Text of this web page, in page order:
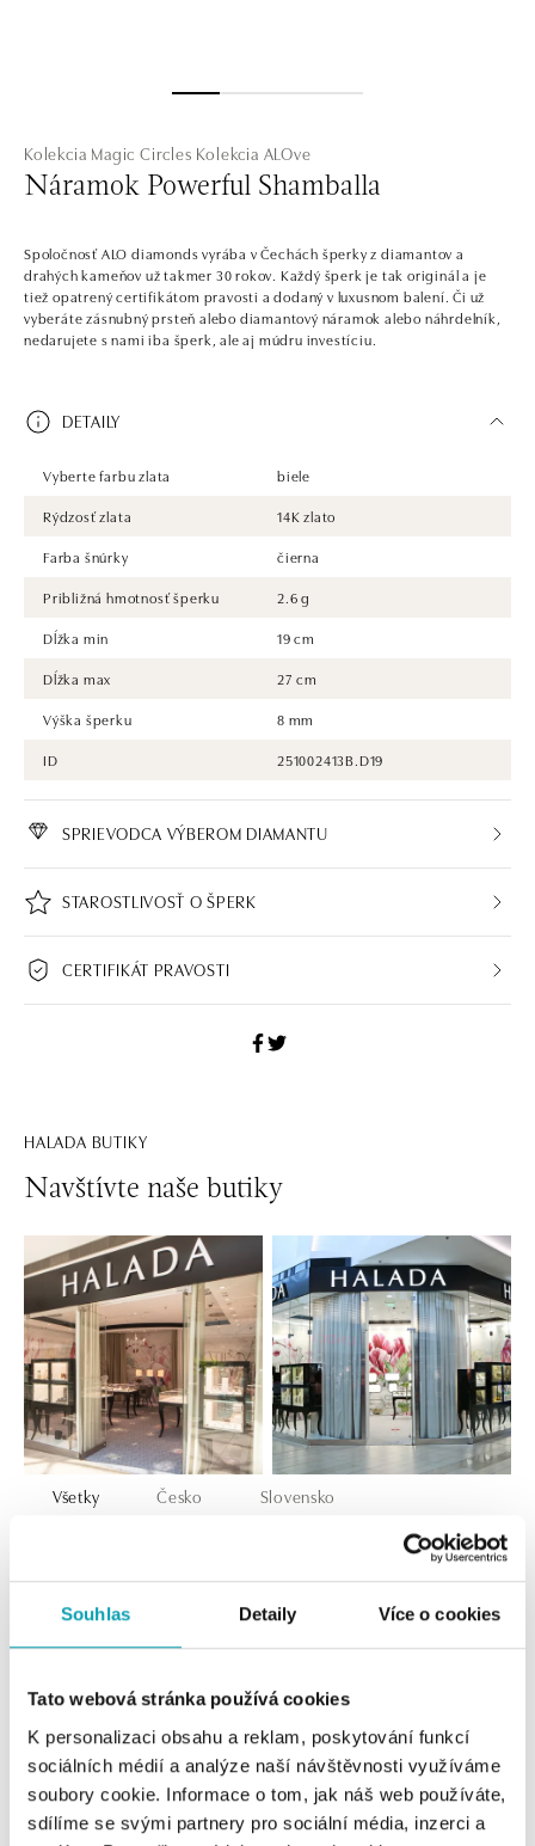
Souhlas Detaily Více o cookies
Tato webová stránka používá cookies
K personalizaci obsahu a reklam, poskytování funkcí
sociálních médií a analýze naší návštěvnosti využíváme
soubory cookie. Informace o tom, jak náš web používáte,
sdílíme se svými partnery pro sociální média, inzerci a
Kolekcia Magic Circles Kolekcia ALOve
Náramok Powerful Shamballa
Spoločnosť ALO diamonds vyrába v Čechách šperky z diamantov a
drahých kameňov už takmer 30 rokov. Každý šperk je tak originál a je
tiež opatrený certifikátom pravosti a dodaný v luxusnom balení. Či už
vyberáte zásnubný prsteň alebo diamantový náramok alebo náhrdelník,
nedarujete s nami iba šperk, ale aj múdru investíciu.
DETAILY
Vyberte farbu zlata
biele
Rýdzosť zlata
14K zlato
Farba šnúrky
čierna
Približná hmotnosť šperku
2.6 g
Dĺžka min
19 cm
Dĺžka max
27 cm
Výška šperku
8 mm
ID
251002413B.D19
SPRIEVODCA VÝBEROM DIAMANTU
STAROSTLIVOSŤ O ŠPERK
CERTIFIKÁT PRAVOSTI
HALADA BUTIKY
Navštívte naše butiky
Všetky Česko Slovensko
Pribinova 8, 811 09 Bratislava
tel.: +421 910 284 071
HALADA OC Avion, Bratislava
Ivanská cesta 16, 821 04 Bratislava
tel.: +421 917 090 372
dnes otvorené do 21:00